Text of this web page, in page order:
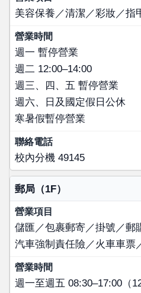
美容保養／清潔／彩妝／指
週一 暫停營業
週二 12:00–14:00
週三、四、五 暫停營業
週六、日及國定假日公休
寒暑假暫停營業
校內分機 49145
郵局（1F）
儲匯／包裹郵寄／掛號／郵
汽車強制責任險／火車車票
週一至週五 08:30–17:00（